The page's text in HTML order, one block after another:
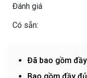
Đánh giá
Có sẵn:
Đã bao gồm